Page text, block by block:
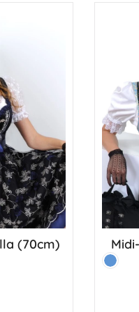
einer
+
man
Farbton
Seide (edle
Farben
(70cm)
Farbe: